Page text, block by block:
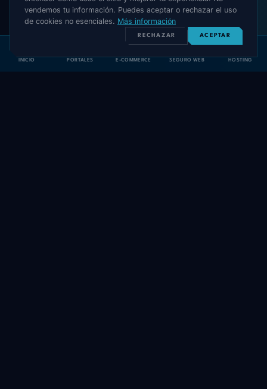
INICIO PORTALES E-COMMERCE SEGURO WEB HOSTING
vendemos tu información. Puedes aceptar o rechazar el uso
de cookies no esenciales. Más información
RECHAZAR ACEPTAR